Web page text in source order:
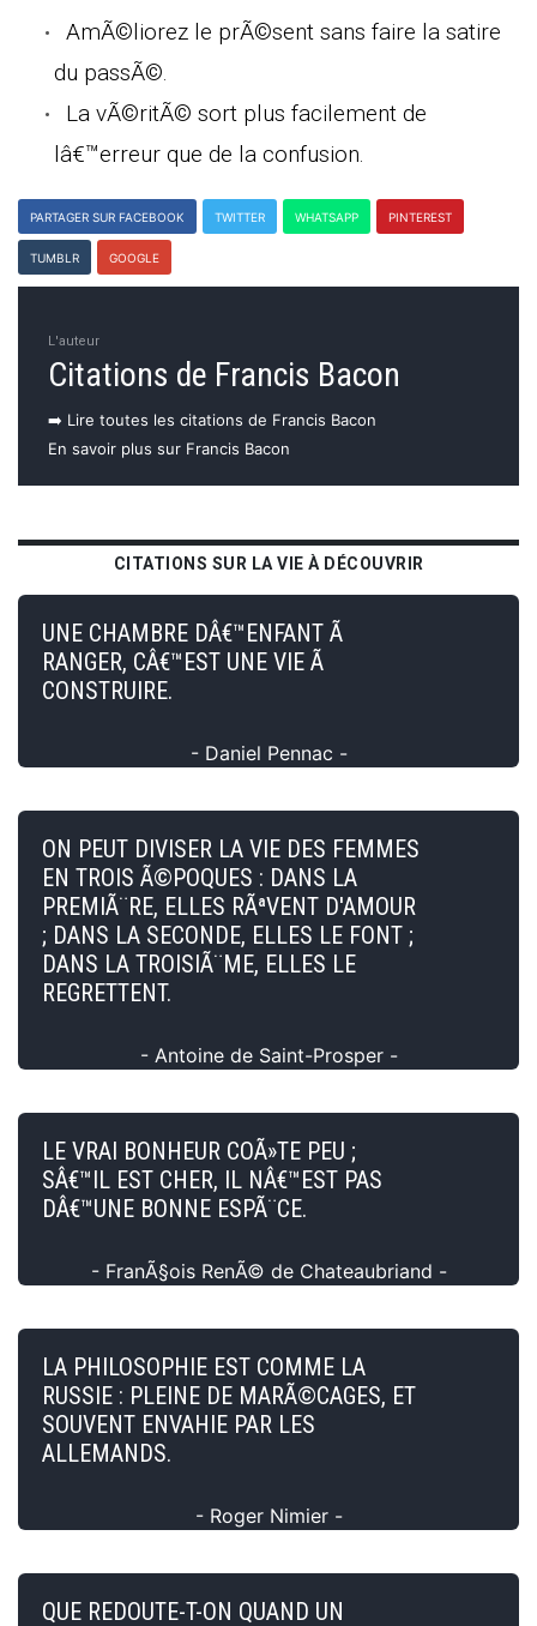
AmÃ©liorez le prÃ©sent sans faire la satire
du passÃ©.
La vÃ©ritÃ© sort plus facilement de
lâ€™erreur que de la confusion.
PARTAGER SUR FACEBOOK TWITTER WHATSAPP PINTEREST
TUMBLR GOOGLE
L'auteur
Citations de Francis Bacon
➡️ Lire toutes les citations de Francis Bacon
En savoir plus sur Francis Bacon
CITATIONS SUR LA VIE À DÉCOUVRIR
UNE CHAMBRE DÂ€™ENFANT Ã
RANGER, CÂ€™EST UNE VIE Ã
CONSTRUIRE.
- Daniel Pennac -
ON PEUT DIVISER LA VIE DES FEMMES
EN TROIS Ã©POQUES : DANS LA
PREMIÃ¨RE, ELLES RÃªVENT D'AMOUR
; DANS LA SECONDE, ELLES LE FONT ;
DANS LA TROISIÃ¨ME, ELLES LE
REGRETTENT.
- Antoine de Saint-Prosper -
LE VRAI BONHEUR COÃ»TE PEU ;
SÂ€™IL EST CHER, IL NÂ€™EST PAS
DÂ€™UNE BONNE ESPÃ¨CE.
- FranÃ§ois RenÃ© de Chateaubriand -
LA PHILOSOPHIE EST COMME LA
RUSSIE : PLEINE DE MARÃ©CAGES, ET
SOUVENT ENVAHIE PAR LES
ALLEMANDS.
- Roger Nimier -
QUE REDOUTE-T-ON QUAND UN